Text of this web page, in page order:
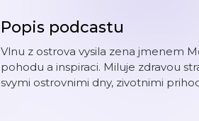
Popis podcastu
Vlnu z ostrova vysila zena jmenem
pohodu a inspiraci. Miluje zdravou
svymi ostrovnimi dny, zivotnimi